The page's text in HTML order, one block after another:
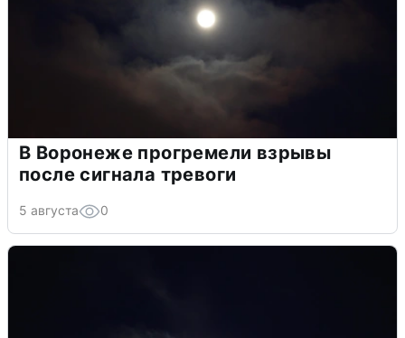
В Воронеже прогремели взрывы
после сигнала тревоги
5 августа 0